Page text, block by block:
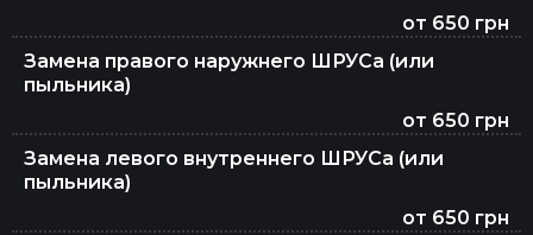
от 650 грн
Замена правого наружнего ШРУСа (или
пыльника)
от 650 грн
Замена левого внутреннего ШРУСа (или
пыльника)
от 650 грн